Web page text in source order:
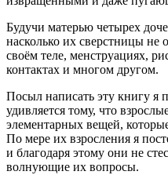
Будучи матерью четырех
насколько их сверстницы
своём теле, менструациях,
контактах и многом другом.
Посыл написать эту книгу я
удивляется тому, что
элементарных вещей,
По мере их взросления я
и благодаря этому они не
волнующие их вопросы.